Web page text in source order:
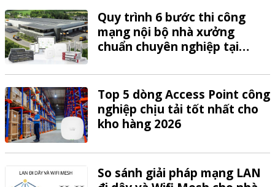
Quy trình 6 bước thi công
mạng nội bộ nhà xưởng
chuẩn chuyên nghiệp tại
Top 5 dòng Access Point công
nghiệp chịu tải tốt nhất cho
kho hàng 2026
So sánh giải pháp mạng LAN